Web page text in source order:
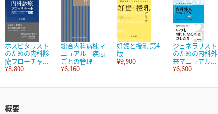
ホスピタリスト
のための内科診
療フローチャ...
¥8,800
総合内科病棟マ
ニュアル 疾患
ごとの管理
¥6,160
妊娠と授乳 第4
版
¥9,900
ジェネラリスト
のための内科外
来マニュアル...
¥6,600
概要